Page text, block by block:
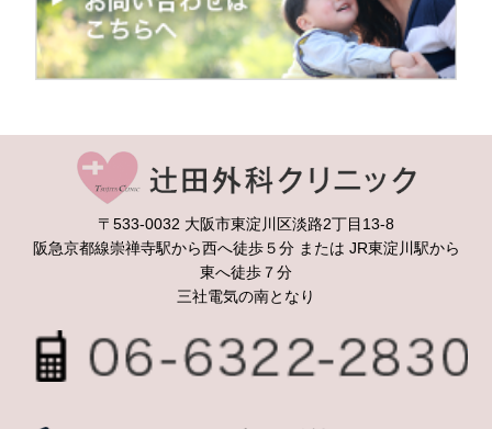
〒533-0032 大阪市東淀川区淡路2丁目13-8
阪急京都線崇禅寺駅から西へ徒歩５分 または JR東淀川駅から
東へ徒歩７分
三社電気の南となり